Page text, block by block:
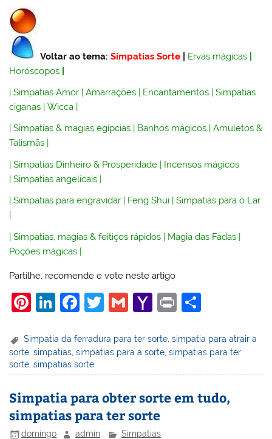
Voltar ao tema: Simpatias Sorte Ervas mágicas
Horóscopos
|Simpatias Amor |Amarrações | Encantamentos |Simpatias
ciganas |Wicca |
|Simpatias & magias egípcias Banhos mágicos |Amuletos &
Talismãs
|Simpatias Dinheiro & Prosperidade | Incensos mágicos
|Simpatias angelicais |
|Simpatias para engravidar | Feng Shui |Simpatias para o Lar
|
|Simpatias, magias & feitiços rápidos | Magia das Fadas |
Poções mágicas |
Partilhe, recomende e vote neste artigo
Pi
er
e
st
Li
k
e
dI
n
F
c
e
b
o
o
T
itt
er
G
ai
l
Y
h
o
o
M
ai
Pr
t
ar
e
Simpatia da ferradura para ter sorte,simpatia para atrair a
sorte ,simpatias ,simpatias para a sorte ,simpatias para ter
sorte ,simpatias sorte
Simpatia para obter sorte em tudo,
simpatias para ter sorte
domingo admin Simpatias